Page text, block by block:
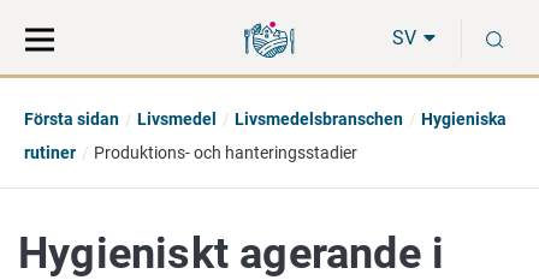
direkt
till
på
hela
SV
Första sidan Livsmedel Livsmedelsbranschen
Hygieniska
rutiner
Produktions- och hanteringsstadier
Hygieniskt agerande i